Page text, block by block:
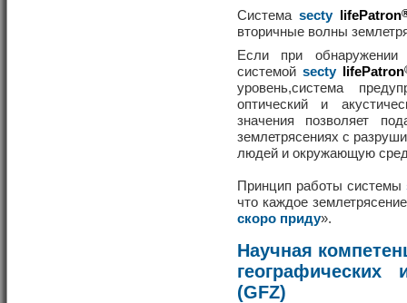
Система secty lifePatron
вторичные волны
Если при
системой secty lifePatron
уровень,система
оптический и
значения позволяет
землетрясениях с
людей и окружающую
Принцип работы системы
что каждое
скоро приду».
Научная
(GFZ)